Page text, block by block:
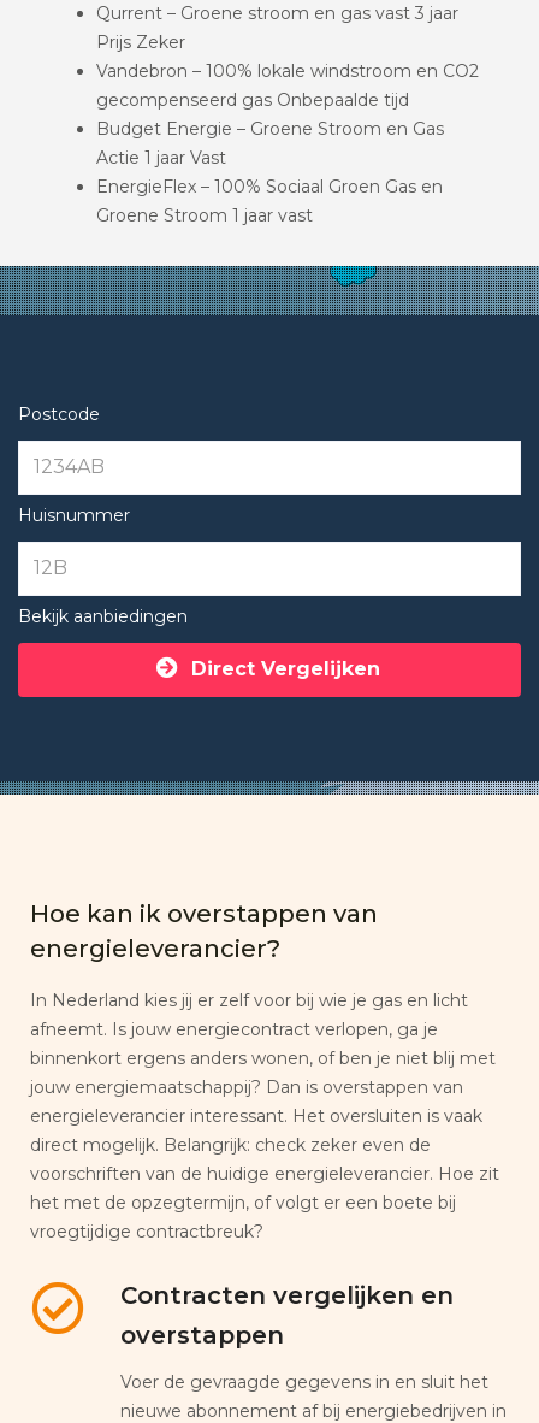
Qurrent – Groene stroom en gas vast 3 jaar
Prijs Zeker
Vandebron – 100% lokale windstroom en CO2
gecompenseerd gas Onbepaalde tijd
Budget Energie – Groene Stroom en Gas
Actie 1 jaar Vast
EnergieFlex – 100% Sociaal Groen Gas en
Groene Stroom 1 jaar vast
Postcode
Huisnummer
Bekijk aanbiedingen
Direct Vergelijken
Hoe kan ik overstappen van
energieleverancier?
In Nederland kies jij er zelf voor bij wie je gas en licht
afneemt. Is jouw energiecontract verlopen, ga je
binnenkort ergens anders wonen, of ben je niet blij met
jouw energiemaatschappij? Dan is overstappen van
energieleverancier interessant. Het oversluiten is vaak
direct mogelijk. Belangrijk: check zeker even de
voorschriften van de huidige energieleverancier. Hoe zit
het met de opzegtermijn, of volgt er een boete bij
vroegtijdige contractbreuk?
Contracten vergelijken en
overstappen
Voer de gevraagde gegevens in en sluit het
nieuwe abonnement af bij energiebedrijven in